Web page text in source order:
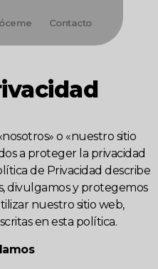
Contacto
o «nuestro sitio
a proteger la privacidad
de Privacidad describe
divulgamos y protegemos
nuestro sitio web,
en esta política.